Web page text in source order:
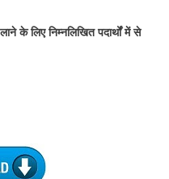
के लिए निम्नलिखित पदार्थों में से